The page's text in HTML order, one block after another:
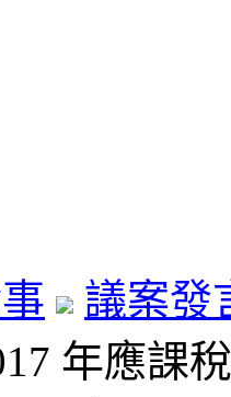
議案發
年應課